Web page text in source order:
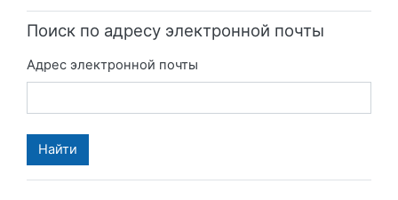
Поиск по адресу электронной почты
Адрес электронной почты